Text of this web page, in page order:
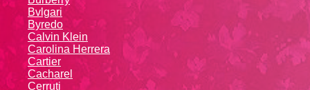
Bvlgari
Byredo
Calvin Klein
Carolina Herrera
Cartier
Caсhаrеl
Cerruti